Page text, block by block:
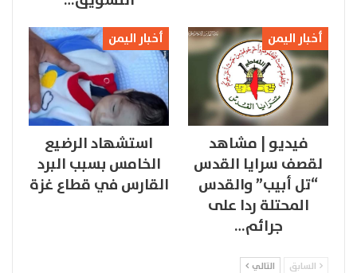
أخبار اليمن
فيديو | مشاهد
لقصف سرايا القدس
“تل أبيب” والقدس
المحتلة ردا على
جرائم…
أخبار اليمن
استشهاد الرضيع
الخامس بسبب البرد
القارس في قطاع غزة
السابق التالي